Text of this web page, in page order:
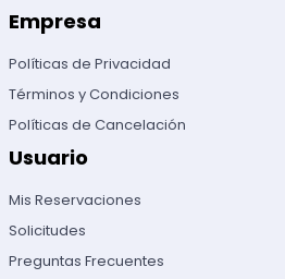
Empresa
Políticas de Privacidad
Términos y Condiciones
Políticas de Cancelación
Usuario
Mis Reservaciones
Solicitudes
Preguntas Frecuentes